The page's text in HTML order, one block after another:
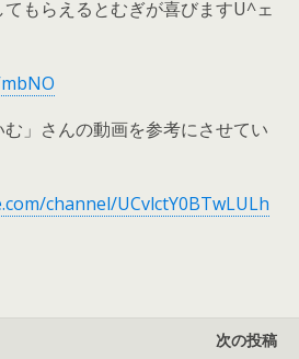
もらえるとむぎが喜びますU^ェ
」さんの動画を参考にさせてい
channel/UCvlctY0BTwLULh
次の投稿